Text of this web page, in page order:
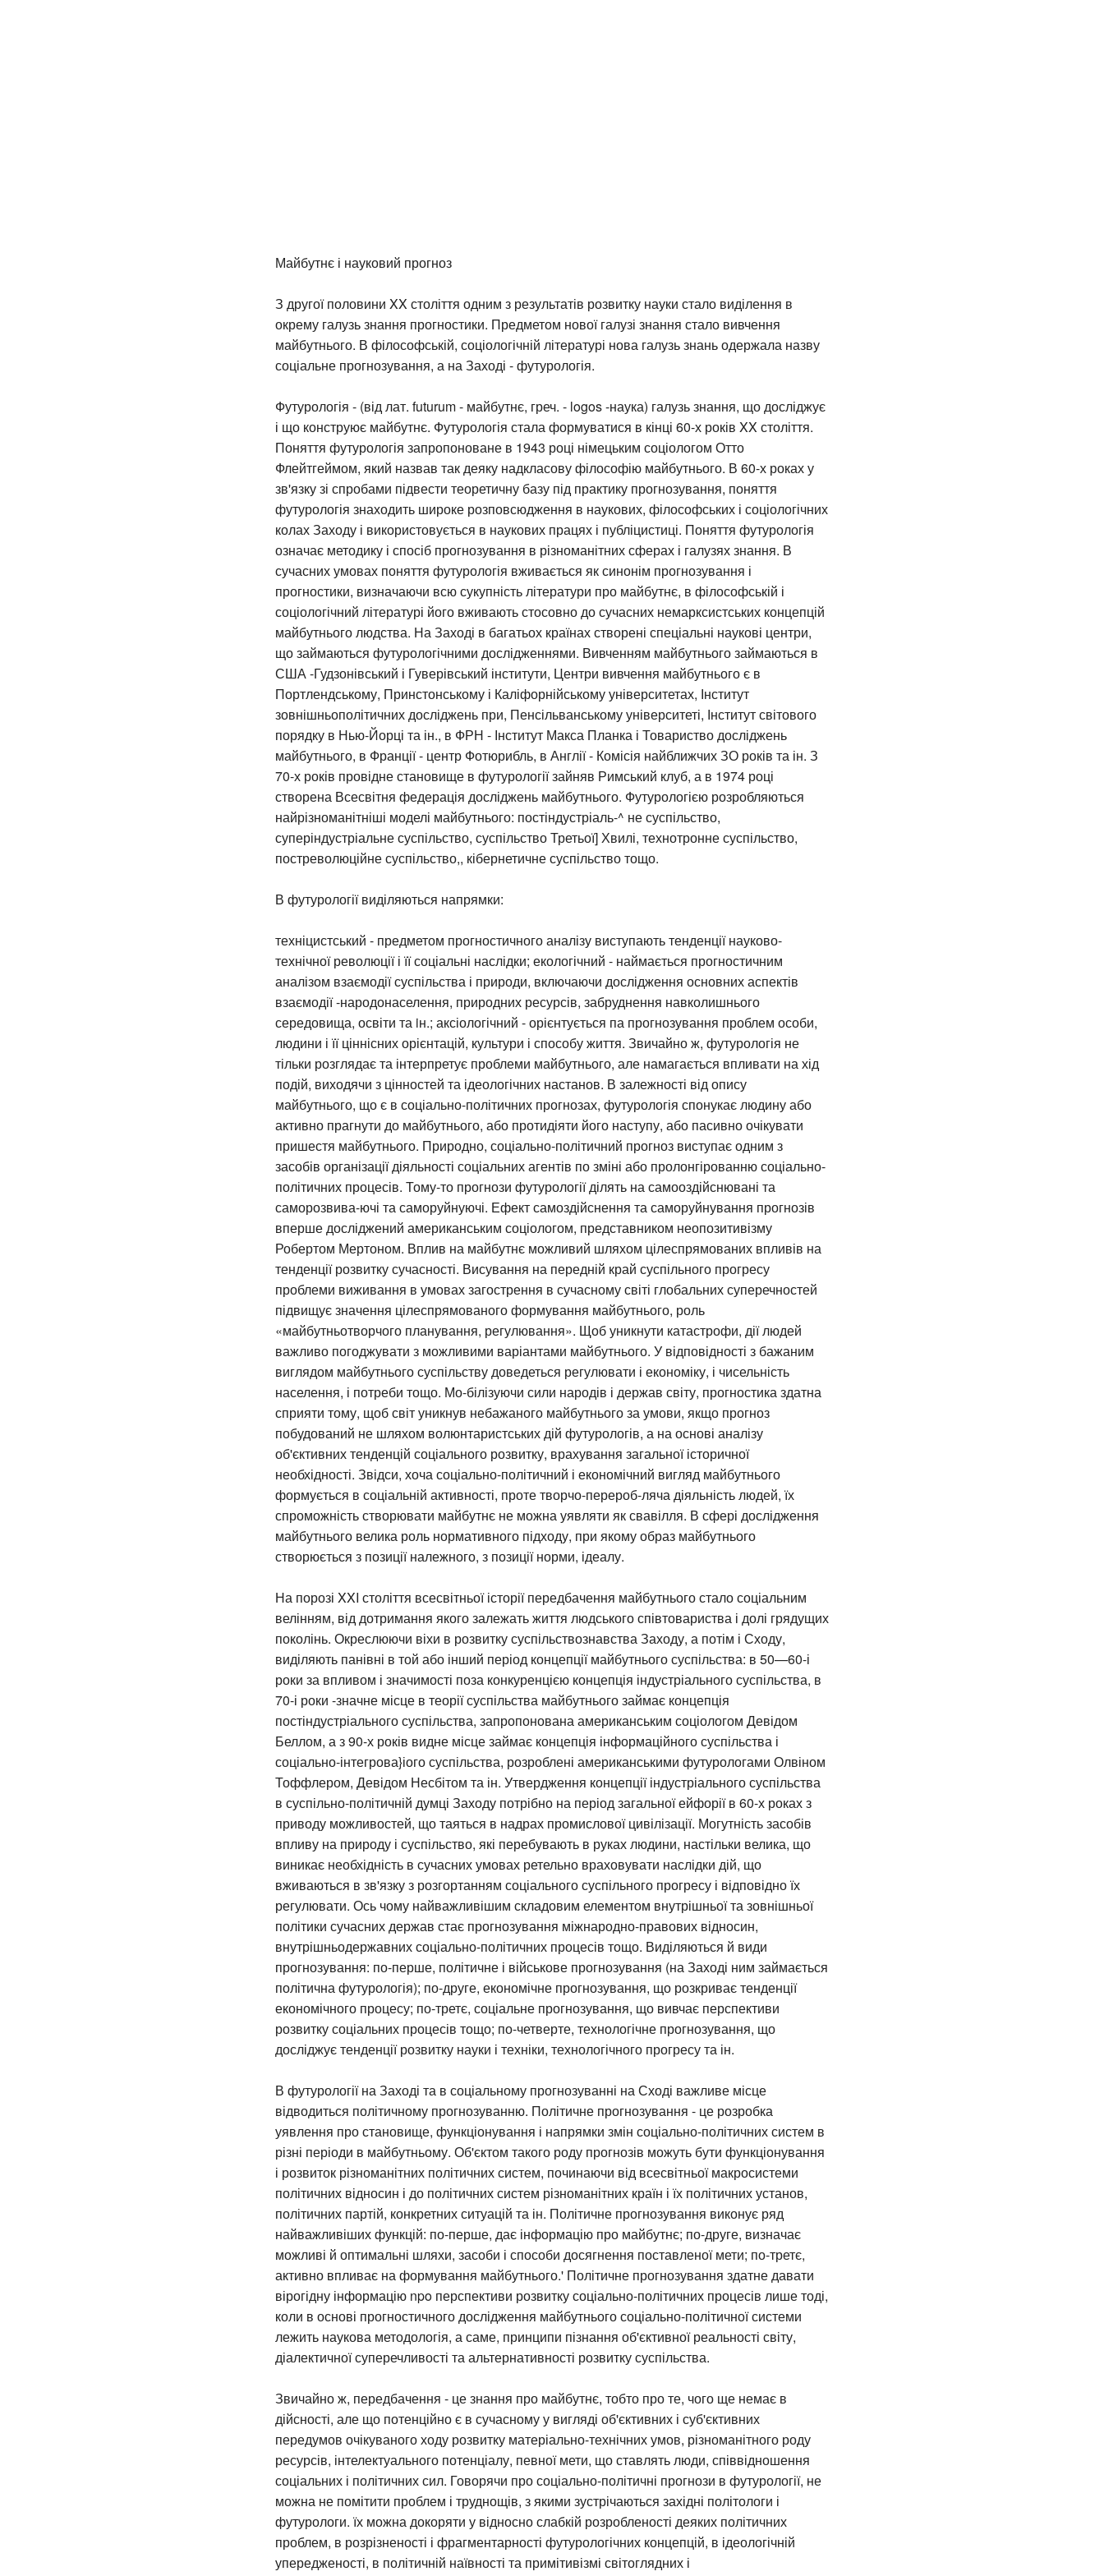
Майбутнє і науковий прогноз
З другої половини XX століття одним з результатів розвитку науки стало виділення в
окрему галузь знання прогностики. Предметом нової галузі знання стало вивчення
майбутнього. В філософській, соціологічній літературі нова галузь знань одержала назву
соціальне прогнозування, а на Заході - футурологія.
Футурологія - (від лат. futurum - майбутнє, греч. - logos -наука) галузь знання, що досліджує
і що конструює майбутнє. Футурологія стала формуватися в кінці 60-х років XX століття.
Поняття футурологія запропоноване в 1943 році німецьким соціологом Отто
Флейтгеймом, який назвав так деяку надкласову філософію майбутнього. В 60-х роках у
зв'язку зі спробами підвести теоретичну базу під практику прогнозування, поняття
футурологія знаходить широке розповсюдження в наукових, філософських і соціологічних
колах Заходу і використовується в наукових працях і публіцистиці. Поняття футурологія
означає методику і спосіб прогнозування в різноманітних сферах і галузях знання. В
сучасних умовах поняття футурологія вживається як синонім прогнозування і
прогностики, визначаючи всю сукупність літератури про майбутнє, в філософській і
соціологічний літературі його вживають стосовно до сучасних немарксистських концепцій
майбутнього людства. На Заході в багатьох країнах створені спеціальні наукові центри,
що займаються футурологічними дослідженнями. Вивченням майбутнього займаються в
США -Гудзонівський і Гуверівський інститути, Центри вивчення майбутнього є в
Портлендському, Принстонському і Каліфорнійському університетах, Інститут
зовнішньополітичних досліджень при, Пенсільванському університеті, Інститут світового
порядку в Нью-Йорці та ін., в ФРН - Інститут Макса Планка і Товариство досліджень
майбутнього, в Франції - центр Фотюрибль, в Англії - Комісія найближчих ЗО років та ін. З
70-х років провідне становище в футурології зайняв Римський клуб, а в 1974 році
створена Всесвітня федерація досліджень майбутнього. Футурологією розробляються
найрізноманітніші моделі майбутнього: постіндустріаль-^ не суспільство,
суперіндустріальне суспільство, суспільство Третьої] Хвилі, технотронне суспільство,
постреволюційне суспільство,, кібернетичне суспільство тощо.
В футурології виділяються напрямки:
техніцистський - предметом прогностичного аналізу виступають тенденції науково-
технічної революції і її соціальні наслідки; екологічний - наймається прогностичним
аналізом взаємодії суспільства і природи, включаючи дослідження основних аспектів
взаємодії -народонаселення, природних ресурсів, забруднення навколишнього
середовища, освіти та iн.; аксіологічний - орієнтується па прогнозування проблем особи,
людини і її ціннісних орієнтацій, культури і способу життя. Звичайно ж, футурологія не
тільки розглядає та інтерпретує проблеми майбутнього, але намагається впливати на хід
подій, виходячи з цінностей та ідеологічних настанов. В залежності від опису
майбутнього, що є в соціально-політичних прогнозах, футурологія спонукає людину або
активно прагнути до майбутнього, або протидіяти його наступу, або пасивно очікувати
пришестя майбутнього. Природно, соціально-політичний прогноз виступає одним з
засобів організації діяльності соціальних агентів по зміні або пролонгірованню соціально-
політичних процесів. Тому-то прогнози футурології ділять на самооздійснювані та
саморозвива-ючі та саморуйнуючі. Ефект самоздійснення та саморуйнування прогнозів
вперше досліджений американським соціологом, представником неопозитивізму
Робертом Мертоном. Вплив на майбутнє можливий шляхом цілеспрямованих впливів на
тенденції розвитку сучасності. Висування на передній край суспільного прогресу
проблеми виживання в умовах загострення в сучасному світі глобальних суперечностей
підвищує значення цілеспрямованого формування майбутнього, роль
«майбутньотворчого планування, регулювання». Щоб уникнути катастрофи, дії людей
важливо погоджувати з можливими варіантами майбутнього. У відповідності з бажаним
виглядом майбутнього суспільству доведеться регулювати і економіку, і чисельність
населення, і потреби тощо. Мо-білізуючи сили народів і держав світу, прогностика здатна
сприяти тому, щоб світ уникнув небажаного майбутнього за умови, якщо прогноз
побудований не шляхом волюнтаристських дій футурологів, а на основі аналізу
об'єктивних тенденцій соціального розвитку, врахування загальної історичної
необхідності. Звідси, хоча соціально-політичний і економічний вигляд майбутнього
формується в соціальній активності, проте творчо-перероб-ляча діяльність людей, їх
спроможність створювати майбутнє не можна уявляти як свавілля. В сфері дослідження
майбутнього велика роль нормативного підходу, при якому образ майбутнього
створюється з позиції належного, з позиції норми, ідеалу.
На порозі XXI століття всесвітньої історії передбачення майбутнього стало соціальним
велінням, від дотримання якого залежать життя людського співтовариства і долі грядущих
поколінь. Окреслюючи віхи в розвитку суспільствознавства Заходу, а потім і Сходу,
виділяють панівні в той або інший період концепції майбутнього суспільства: в 50—60-і
роки за впливом і значимості поза конкуренцією концепція індустріального суспільства, в
70-і роки -значне місце в теорії суспільства майбутнього займає концепція
постіндустріального суспільства, запропонована американським соціологом Девідом
Беллом, а з 90-х років видне місце займає концепція інформаційного суспільства і
соціально-інтегрова}іого суспільства, розроблені американськими футурологами Олвіном
Тоффлером, Девідом Несбітом та ін. Утвердження концепції індустріального суспільства
в суспільно-політичній думці Заходу потрібно на період загальної ейфорії в 60-х роках з
приводу можливостей, що таяться в надрах промислової цивілізації. Могутність засобів
впливу на природу і суспільство, які перебувають в руках людини, настільки велика, що
виникає необхідність в сучасних умовах ретельно враховувати наслідки дій, що
вживаються в зв'язку з розгортанням соціального суспільного прогресу і відповідно їх
регулювати. Ось чому найважливішим складовим елементом внутрішньої та зовнішньої
політики сучасних держав стає прогнозування міжнародно-правових відносин,
внутрішньодержавних соціально-політичних процесів тощо. Виділяються й види
прогнозування: по-перше, політичне і військове прогнозування (на Заході ним займається
політична футурологія); по-друге, економічне прогнозування, що розкриває тенденції
економічного процесу; по-третє, соціальне прогнозування, що вивчає перспективи
розвитку соціальних процесів тощо; по-четверте, технологічне прогнозування, що
досліджує тенденції розвитку науки і техніки, технологічного прогресу та ін.
В футурології на Заході та в соціальному прогнозуванні на Сході важливе місце
відводиться політичному прогнозуванню. Політичне прогнозування - це розробка
уявлення про становище, функціонування і напрямки змін соціально-політичних систем в
різні періоди в майбутньому. Об'єктом такого роду прогнозів можуть бути функціонування
і розвиток різноманітних політичних систем, починаючи від всесвітньої макросистеми
політичних відносин і до політичних систем різноманітних країн і їх політичних установ,
політичних партій, конкретних ситуацій та ін. Політичне прогнозування виконує ряд
найважливіших функцій: по-перше, дає інформацію про майбутнє; по-друге, визначає
можливі й оптимальні шляхи, засоби і способи досягнення поставленої мети; по-третє,
активно впливає на формування майбутнього.' Політичне прогнозування здатне давати
вірогідну інформацію npo перспективи розвитку соціально-політичних процесів лише тоді,
коли в основі прогностичного дослідження майбутнього соціально-політичної системи
лежить наукова методологія, а саме, принципи пізнання об'єктивної реальності світу,
діалектичної суперечливості та альтернативності розвитку суспільства.
Звичайно ж, передбачення - це знання про майбутнє, тобто про те, чого ще немає в
дійсності, але що потенційно є в сучасному у вигляді об'єктивних і суб'єктивних
передумов очікуваного ходу розвитку матеріально-технічних умов, різноманітного роду
ресурсів, інтелектуального потенціалу, певної мети, що ставлять люди, співвідношення
соціальних і політичних сил. Говорячи про соціально-політичні прогнози в футурології, не
можна не помітити проблем і труднощів, з якими зустрічаються західні політологи і
футурологи. їх можна докоряти у відносно слабкій розробленості деяких політичних
проблем, в розрізненості і фрагментарності футурологічних концепцій, в ідеологічній
упередженості, в політичній наївності та примітивізмі світоглядних і